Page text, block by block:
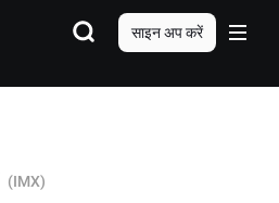
साइन अप करें
(IMX)